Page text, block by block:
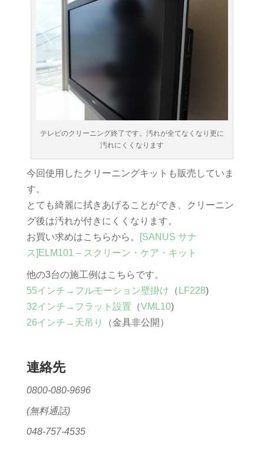
テレビのクリーニング終了です。汚れが全てなくなり更に
汚れにくくなります
今回使用したクリーニングキットも販売していま
す。
とても綺麗に拭きあげることができ、クリーニン
グ後は汚れが付きにくくなります。
お買い求めはこちらから。
[SANUS サナ
ス]ELM101 – スクリーン・ケア・キット
他の3台の施工例はこちらです。
55インチ→フルモーション壁掛け （ LF228)
32インチ→フラット設置 （VML10)
26インチ→天吊り
（金具非公開）
連絡先
0800-080-9696
(無料通話)
048-757-4535